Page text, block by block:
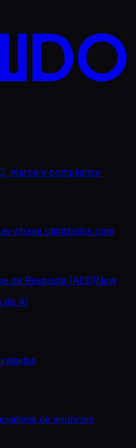
marca e compliance
chave otimizados com
de Resposta (AEO)New
de AI
de anúncios